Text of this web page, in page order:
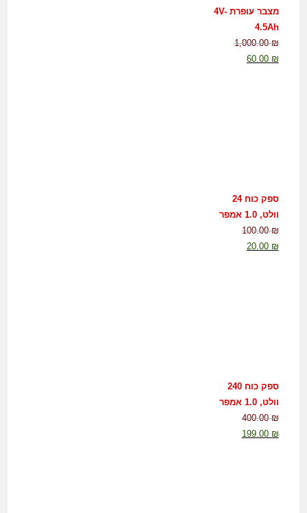
מצבר עופרת 4V-
4.5Ah
1,000.00₪
60.00 ₪
ספק כוח 24
וולט, 1.0 אמפר
100.00₪
20.00 ₪
ספק כוח 240
וולט, 1.0 אמפר
400.00₪
199.00 ₪